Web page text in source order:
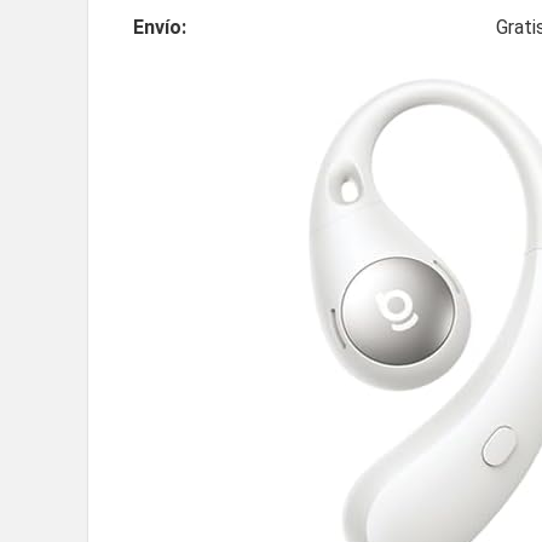
Envío: